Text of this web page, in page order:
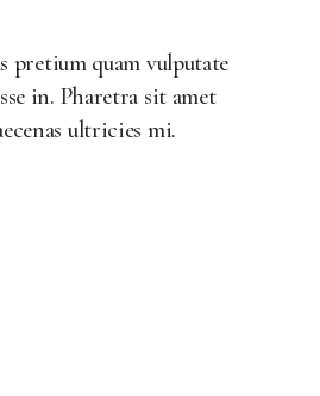
pretium quam vulputate
in. Pharetra sit amet
ultricies mi.